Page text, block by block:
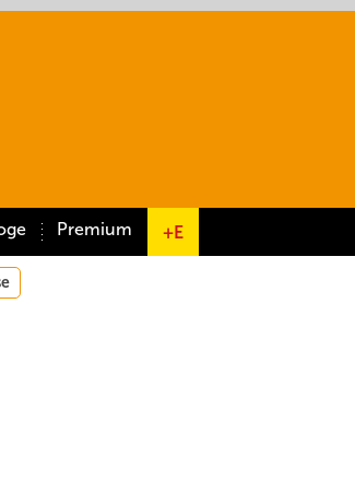
Premium +E